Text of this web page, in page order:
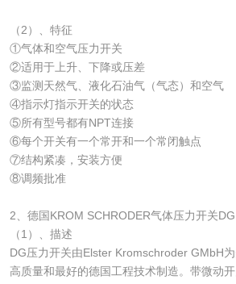
（2）、特征
①气体和空气压力开关
②适用于上升、下降或压差
③监测天然气、液化石油气（气态）和空气
④指示灯指示开关的状态
⑤所有型号都有NPT连接
⑥每个开关有一个常开和一个常闭触点
⑦结构紧凑，安装方便
⑧调频批准
2、德国KROM SCHRODER气体压力开关DG
（1）、描述
DG压力开关由Elster Kromschroder GMbH
高质量和最好的德国工程技术制造。带微动